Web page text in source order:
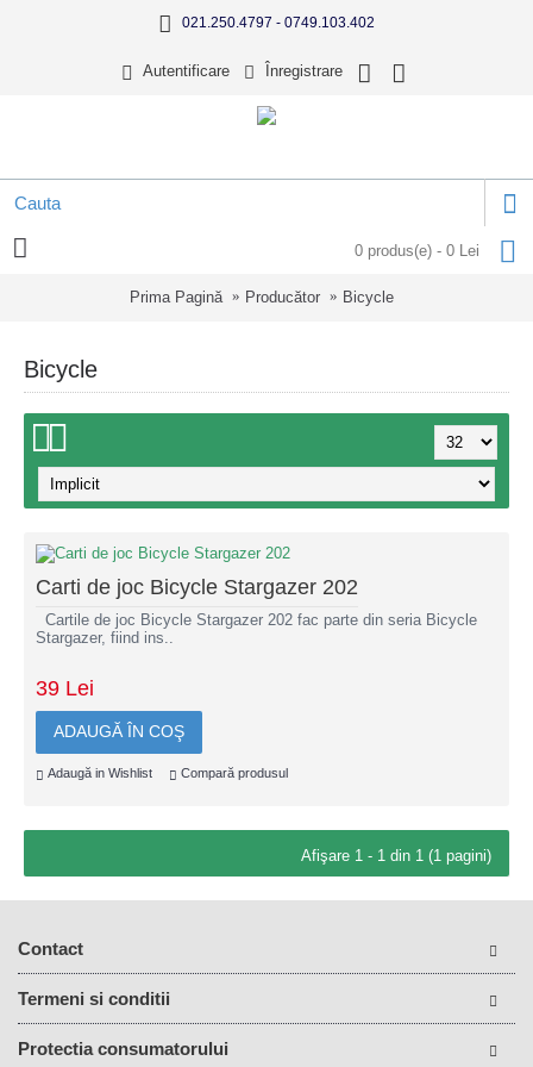
021.250.4797 - 0749.103.402
Autentificare Înregistrare
0 produs(e) - 0 Lei
Prima Pagină Producător Bicycle
Bicycle
Carti de joc Bicycle Stargazer 202
Cartile de joc Bicycle Stargazer 202 fac parte din seria Bicycle
Stargazer, fiind ins..
39 Lei
ADAUGĂ ÎN COŞ
Adaugă in Wishlist Compară produsul
Afişare 1 - 1 din 1 (1 pagini)
Contact
Termeni si conditii
Protectia consumatorului